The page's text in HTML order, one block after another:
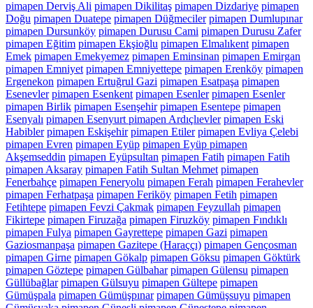
pimapen Derviş Ali pimapen Dikilitaş pimapen Dizdariye pimapen
Doğu pimapen Duatepe pimapen Düğmeciler pimapen Dumlupınar
pimapen Dursunköy pimapen Durusu Cami pimapen Durusu Zafer
pimapen Eğitim pimapen Ekşioğlu pimapen Elmalıkent pimapen
Emek pimapen Emekyemez pimapen Eminsinan pimapen Emirgan
pimapen Emniyet pimapen Emniyettepe pimapen Erenköy pimapen
Ergenekon pimapen Ertuğrul Gazi pimapen Esatpaşa pimapen
Esenevler pimapen Esenkent pimapen Esenler pimapen Esenler
pimapen Birlik pimapen Esenşehir pimapen Esentepe pimapen
Esenyalı pimapen Esenyurt pimapen Ardıçlıevler pimapen Eski
Habibler pimapen Eskişehir pimapen Etiler pimapen Evliya Çelebi
pimapen Evren pimapen Eyüp pimapen Eyüp pimapen
Akşemseddin pimapen Eyüpsultan pimapen Fatih pimapen Fatih
pimapen Aksaray pimapen Fatih Sultan Mehmet pimapen
Fenerbahçe pimapen Feneryolu pimapen Ferah pimapen Ferahevler
pimapen Ferhatpaşa pimapen Feriköy pimapen Fetih pimapen
Fetihtepe pimapen Fevzi Çakmak pimapen Feyzullah pimapen
Fikirtepe pimapen Firuzağa pimapen Firuzköy pimapen Fındıklı
pimapen Fulya pimapen Gayrettepe pimapen Gazi pimapen
Gaziosmanpaşa pimapen Gazitepe (Haraççı) pimapen Gençosman
pimapen Girne pimapen Gökalp pimapen Göksu pimapen Göktürk
pimapen Göztepe pimapen Gülbahar pimapen Gülensu pimapen
Güllübağlar pimapen Gülsuyu pimapen Gültepe pimapen
Gümüşpala pimapen Gümüşpınar pimapen Gümüşsuyu pimapen